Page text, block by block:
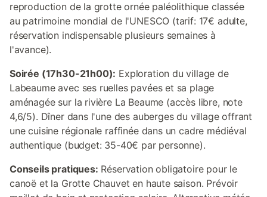
reproduction de la grotte ornée paléolithique classée
au patrimoine mondial de l'UNESCO (tarif: 17€ adulte,
réservation indispensable plusieurs semaines à
l'avance).
Soirée (17h30-21h00): Exploration du village de
Labeaume avec ses ruelles pavées et sa plage
aménagée sur la rivière La Beaume (accès libre, note
4,6/5). Dîner dans l'une des auberges du village offrant
une cuisine régionale raffinée dans un cadre médiéval
authentique (budget: 35-40€ par personne).
Conseils pratiques: Réservation obligatoire pour le
canoë et la Grotte Chauvet en haute saison. Prévoir